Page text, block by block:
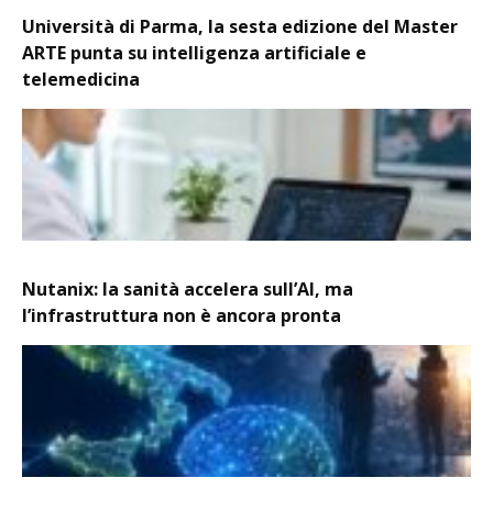
Università di Parma, la sesta edizione del Master
ARTE punta su intelligenza artificiale e
telemedicina
Nutanix: la sanità accelera sull’AI, ma
l’infrastruttura non è ancora pronta